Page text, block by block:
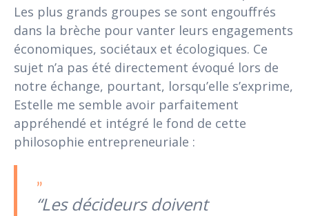
Les plus grands groupes se sont engouffrés
dans la brèche pour vanter leurs engagements
économiques, sociétaux et écologiques. Ce
sujet n’a pas été directement évoqué lors de
notre échange, pourtant, lorsqu’elle s’exprime,
Estelle me semble avoir parfaitement
appréhendé et intégré le fond de cette
philosophie entrepreneuriale :
“Les décideurs doivent